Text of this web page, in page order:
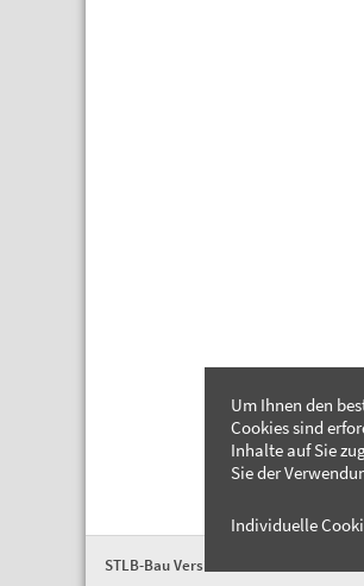
STLB-Bau Version 2026-04
Um Ihnen den
Cookies sind
Inhalte auf Sie
Sie der
Individuelle